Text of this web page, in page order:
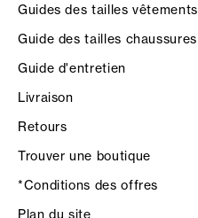
Guides des tailles vêtements
Guide des tailles chaussures
Guide d'entretien
Livraison
Retours
Trouver une boutique
*Conditions des offres
Plan du site